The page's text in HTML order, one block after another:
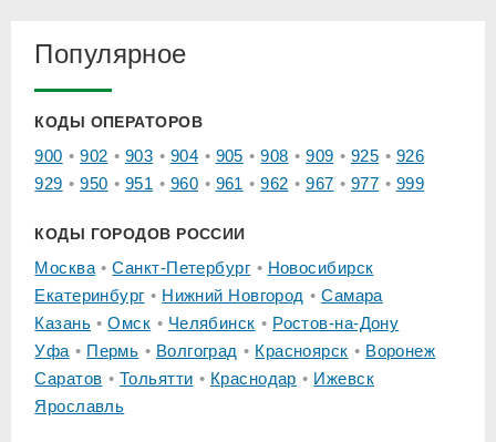
Популярное
КОДЫ ОПЕРАТОРОВ
900 902 903 904 905 908 909 925
926
929
950 951 960 961 962 967 977 999
КОДЫ ГОРОДОВ РОССИИ
Москва Санкт-Петербург
Новосибирск
Екатеринбург
Нижний Новгород
Самара
Казань
Омск Челябинск
Ростов-на-Дону
Уфа
Пермь Волгоград Красноярск
Воронеж
Саратов
Тольятти Краснодар
Ижевск
Ярославль